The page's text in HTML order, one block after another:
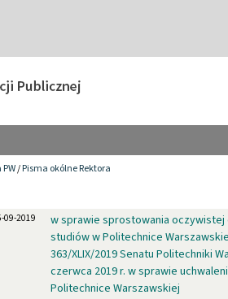
/Pisma okólne Rektora
09-2019
w sprawie sprostowania oczywistej
studiów w Politechnice
363/XLIX/2019 Senatu Politechniki
czerwca 2019 r. w sprawie
Politechnice Warszawskiej